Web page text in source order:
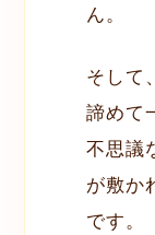
ん。
そして
諦めて
不思議
が敷か
です。